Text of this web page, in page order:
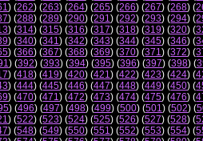
) (262) (263) (264) (265) (266) (267) (268) (
) (288) (289) (290) (291) (292) (293) (294) (
) (314) (315) (316) (317) (318) (319) (320) (
) (340) (341) (342) (343) (344) (345) (346) (
) (366) (367) (368) (369) (370) (371) (372) (
) (392) (393) (394) (395) (396) (397) (398) (
) (418) (419) (420) (421) (422) (423) (424) (
) (444) (445) (446) (447) (448) (449) (450) (
) (470) (471) (472) (473) (474) (475) (476) (
) (496) (497) (498) (499) (500) (501) (502) (
) (522) (523) (524) (525) (526) (527) (528) (
) (548) (549) (550) (551) (552) (553) (554) (